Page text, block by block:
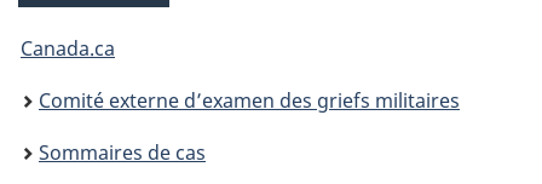
Vous
êtes
ici :
Canada.ca
Comité externe d’examen des griefs militaires
Sommaires de cas